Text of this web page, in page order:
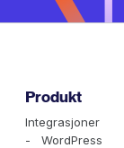
Produkt
Integrasjoner
- WordPress